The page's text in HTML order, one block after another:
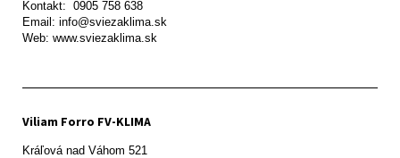
Kontakt:  0905 758 638
Email: info@sviezaklima.sk
Web: www.sviezaklima.sk
Viliam Forro FV-KLIMA
Kráľová nad Váhom 521